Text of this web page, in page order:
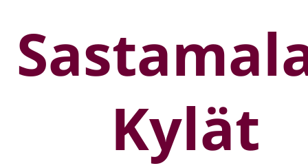
Kylät